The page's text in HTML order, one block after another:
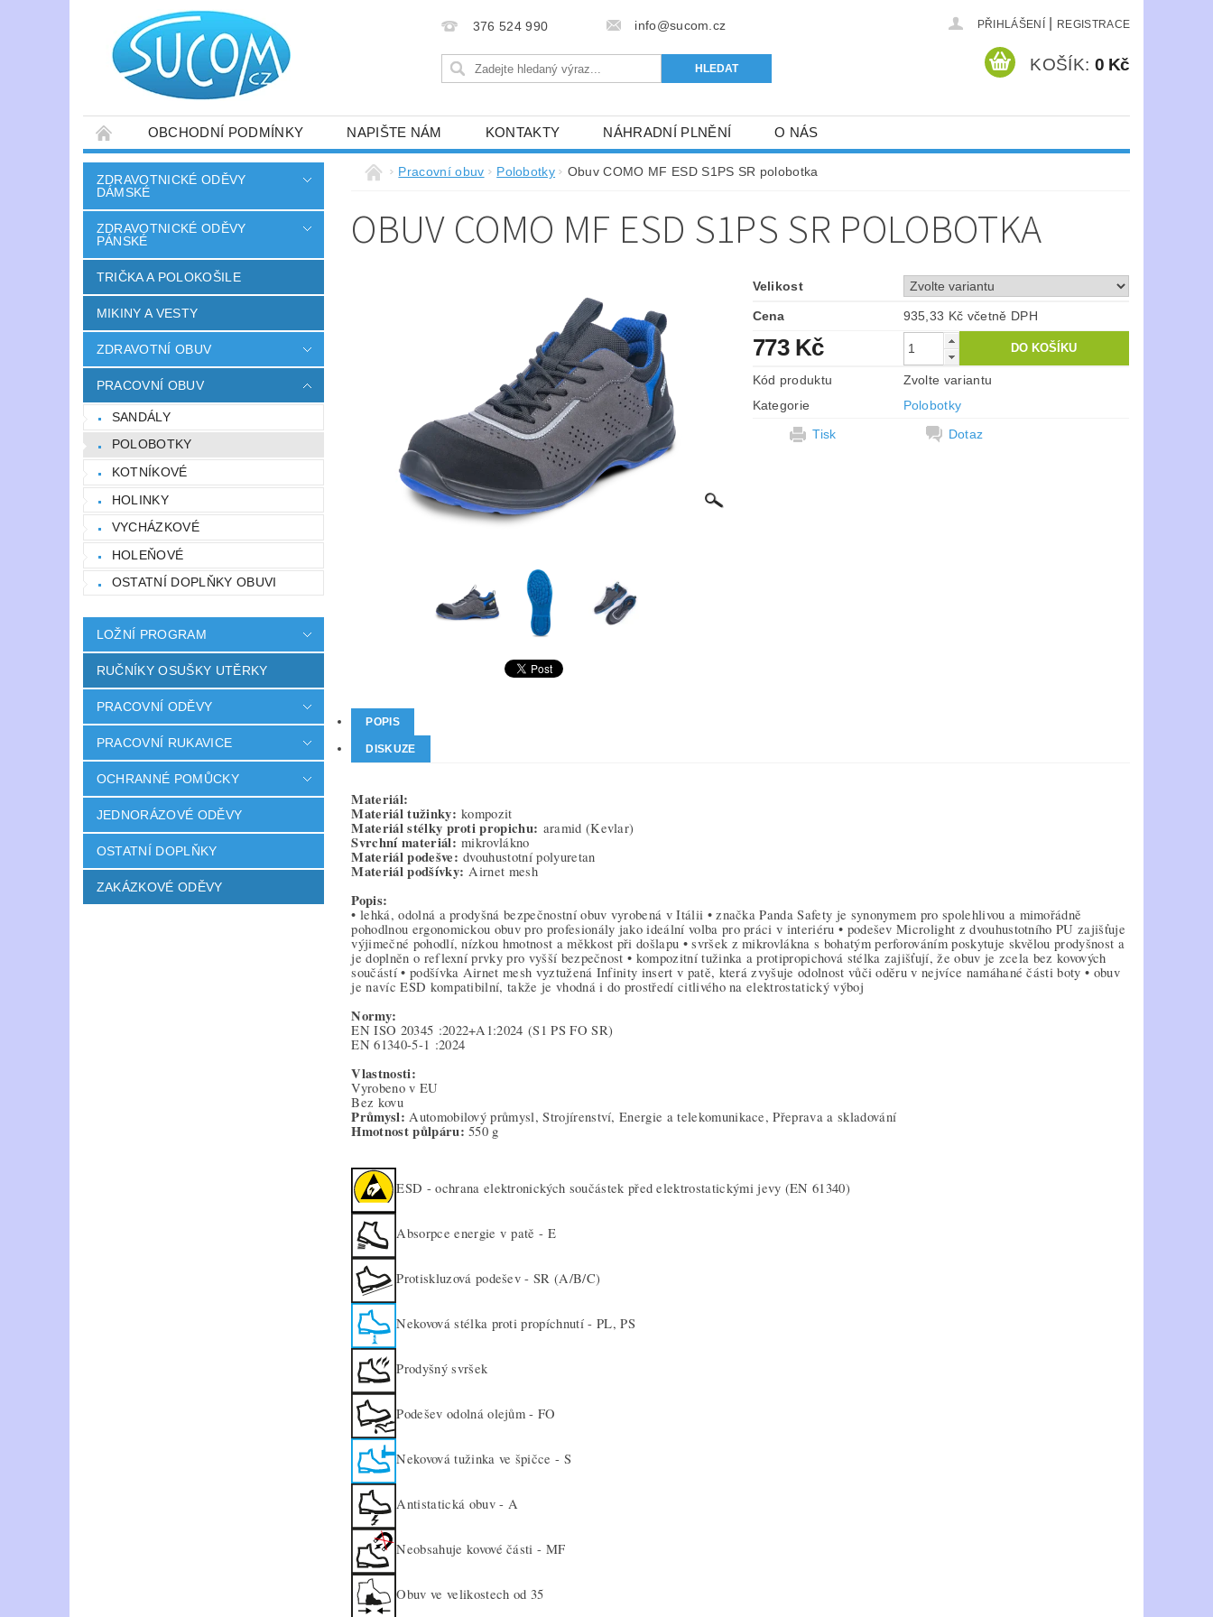
376 524 990 info@sucom.cz PŘIHLÁŠENÍ REGISTRACE
KOŠÍK: 0 Kč
OBCHODNÍ PODMÍNKY NAPIŠTE NÁM KONTAKTY NÁHRADNÍ PLNĚNÍ O NÁS
ZDRAVOTNICKÉ ODĚVY
DÁMSKÉ
ZDRAVOTNICKÉ ODĚVY
PÁNSKÉ
TRIČKA A POLOKOŠILE
MIKINY A VESTY
ZDRAVOTNÍ OBUV
PRACOVNÍ OBUV
SANDÁLY
POLOBOTKY
KOTNÍKOVÉ
HOLINKY
VYCHÁZKOVÉ
HOLEŇOVÉ
OSTATNÍ DOPLŇKY OBUVI
LOŽNÍ PROGRAM
RUČNÍKY OSUŠKY UTĚRKY
PRACOVNÍ ODĚVY
PRACOVNÍ RUKAVICE
OCHRANNÉ POMŮCKY
JEDNORÁZOVÉ ODĚVY
OSTATNÍ DOPLŇKY
ZAKÁZKOVÉ ODĚVY
Pracovní obuv Polobotky Obuv COMO MF ESD S1PS SR polobotka
OBUV COMO MF ESD S1PS SR POLOBOTKA
Velikost
Cena 935,33 Kč včetně DPH
773 Kč
Kód produktu
Zvolte variantu
Kategorie
Polobotky
Tisk
Dotaz
POPIS
DISKUZE
Materiál:
Materiál tužinky: kompozit
Materiál stélky proti propichu: aramid (Kevlar)
Svrchní materiál: mikrovlákno
Materiál podešve: dvouhustotní polyuretan
Materiál podšívky: Airnet mesh
Popis:
• lehká, odolná a prodyšná bezpečnostní obuv vyrobená v Itálii • značka Panda Safety je synonymem pro spolehlivou a mimořádně
pohodlnou ergonomickou obuv pro profesionály jako ideální volba pro práci v interiéru • podešev Microlight z dvouhustotního PU zajišťuje
výjimečné pohodlí, nízkou hmotnost a měkkost při došlapu • svršek z mikrovlákna s bohatým perforováním poskytuje skvělou prodyšnost a
je doplněn o reflexní prvky pro vyšší bezpečnost • kompozitní tužinka a protipropichová stélka zajišťují, že obuv je zcela bez kovových
součástí • podšívka Airnet mesh vyztužená Infinity insert v patě, která zvyšuje odolnost vůči oděru v nejvíce namáhané části boty • obuv
je navíc ESD kompatibilní, takže je vhodná i do prostředí citlivého na elektrostatický výboj
Normy:
EN ISO 20345 :2022+A1:2024 (S1 PS FO SR)
EN 61340-5-1 :2024
Vlastnosti:
Vyrobeno v EU
Bez kovu
Průmysl: Automobilový průmysl, Strojírenství, Energie a telekomunikace, Přeprava a skladování
Hmotnost půlpáru: 550 g
ESD - ochrana elektronických součástek před elektrostatickými jevy (EN 61340)
Absorpce energie v patě - E
Protiskluzová podešev - SR (A/B/C)
Nekovová stélka proti propíchnutí - PL, PS
Prodyšný svršek
Podešev odolná olejům - FO
Nekovová tužinka ve špičce - S
Antistatická obuv - A
Neobsahuje kovové části - MF
Obuv ve velikostech od 35